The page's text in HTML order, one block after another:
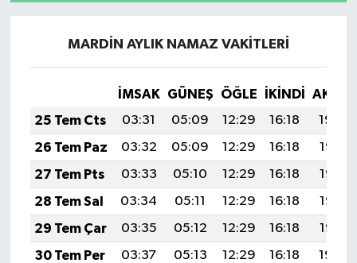
MARDİN AYLIK NAMAZ VAKITLERI
İMSAK GÜNEŞ ÖĞLE İKINDI
25 Tem Cts
03:31 05:09 12:29 16:18
19:39
26 Tem Paz
03:32 05:09 12:29 16:18
19:38
27 Tem Pts
03:33 05:10 12:29 16:18
19:37
28 Tem Sal
03:34 05:11 12:29 16:18
19:36
29 Tem Çar
03:35 05:12 12:29 16:18
19:35
30 Tem Per
03:37 05:13 12:29 16:18
19:34